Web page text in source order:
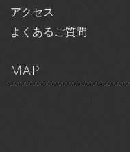
アクセス
よくあるご質問
MAP